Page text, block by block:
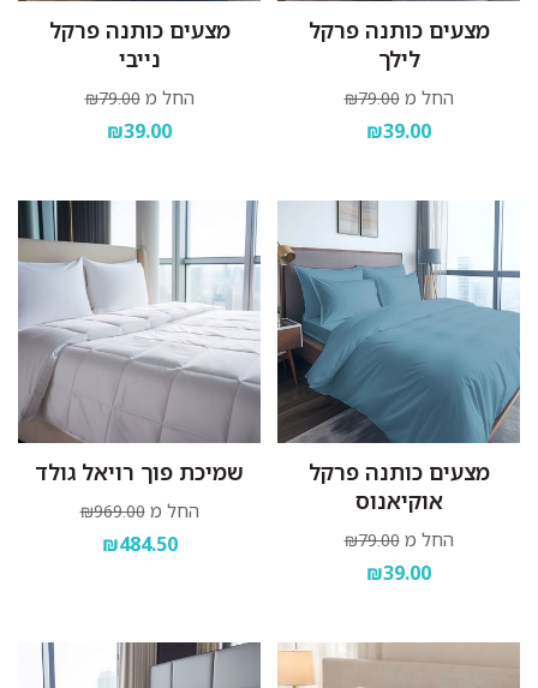
מצעים כותנה פרקל
לילך
החל מ ₪79.00
₪39.00
מצעים כותנה פרקל
נייבי
החל מ ₪79.00
₪39.00
מצעים כותנה פרקל
אוקיאנוס
החל מ ₪79.00
₪39.00
שמיכת פוך רויאל גולד
החל מ ₪969.00
₪484.50